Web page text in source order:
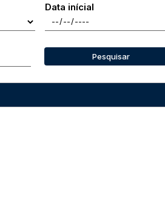
Data inícial
Pesquisar